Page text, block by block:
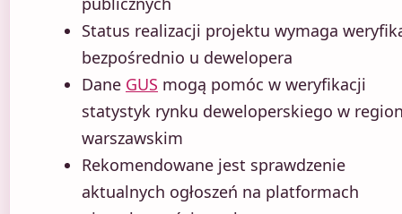
Status realizacji projektu wymaga
bezpośrednio u dewelopera
Dane GUS mogą pomóc w weryfikacji
statystyk rynku deweloperskiego w
warszawskim
Rekomendowane jest sprawdzenie
aktualnych ogłoszeń na platformach